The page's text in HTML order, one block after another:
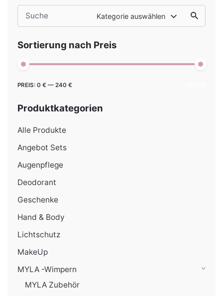
Search
for
Kategorie auswählen
Sortierung nach Preis
Min.
Max.
PREIS: 0 € — 240 €
Produktkategorien
Alle Produkte
Angebot Sets
Augenpflege
Deodorant
Geschenke
Hand & Body
Lichtschutz
MakeUp
MYLA -Wimpern
MYLA Zubehör